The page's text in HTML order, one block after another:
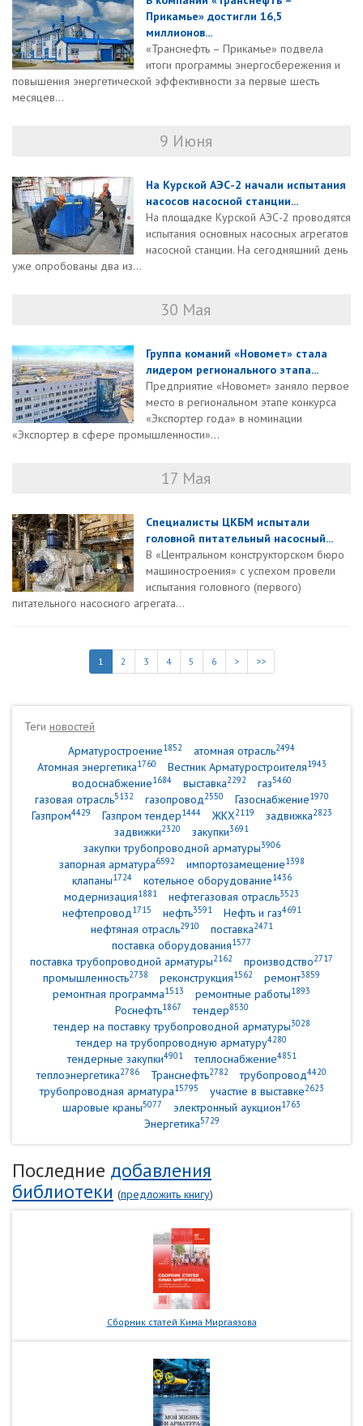
Прикамье» достигли 16,5
миллионов...
«Транснефть – Прикамье» подвела
итоги программы энергосбережения и
повышения энергетической эффективности за первые шесть
месяцев...
9 Июня
На Курской АЭС-2 начали испытания
насосов насосной станции...
На площадке Курской АЭС-2 проводятся
испытания основных насосных агрегатов
насосной станции. На сегодняшний день
уже опробованы два из...
30 Мая
Группа команий «Новомет» стала
лидером регионального этапа...
Предприятие «Новомет» заняло первое
место в региональном этапе конкурса
«Экспортер года» в номинации
«Экспортер в сфере промышленности»...
17 Мая
Специалисты ЦКБМ испытали
головной питательный насосный...
В «Центральном конструкторском бюро
машиностроения» с успехом провели
испытания головного (первого)
питательного насосного агрегата...
1 2 3 4 5 6 > >>
Теги новостей
Арматуростроение1852 атомная отрасль2494
Атомная энергетика1760 Вестник Арматуростроителя1943
водоснабжение1684 выставка2292 газ5460
газовая отрасль5132 газопровод2550 Газоснабжение1970
Газпром4429 Газпром тендер1444 ЖКХ2119 задвижка2823
задвижки2320 закупки3691
закупки трубопроводной арматуры3906
запорная арматура6592 импортозамещение1398
клапаны1724 котельное оборудование1436
модернизация1881 нефтегазовая отрасль3523
нефтепровод1715 нефть3591 Нефть и газ4691
нефтяная отрасль2910 поставка2471
поставка оборудования1577
поставка трубопроводной арматуры2162 производство2717
промышленность2738 реконструкция1562 ремонт3859
ремонтная программа1513 ремонтные работы1893
Роснефть1867 тендер8530
тендер на поставку трубопроводной арматуры3028
тендер на трубопроводную арматуру4280
тендерные закупки4901 теплоснабжение4851
теплоэнергетика2786 Транснефть2782 трубопровод4420
трубопроводная арматура15795 участие в выставке2623
шаровые краны5077 электронный аукцион1763
Энергетика5729
Последние добавления
библиотеки (предложить книгу)
Сборник статей Кима Миргаязова